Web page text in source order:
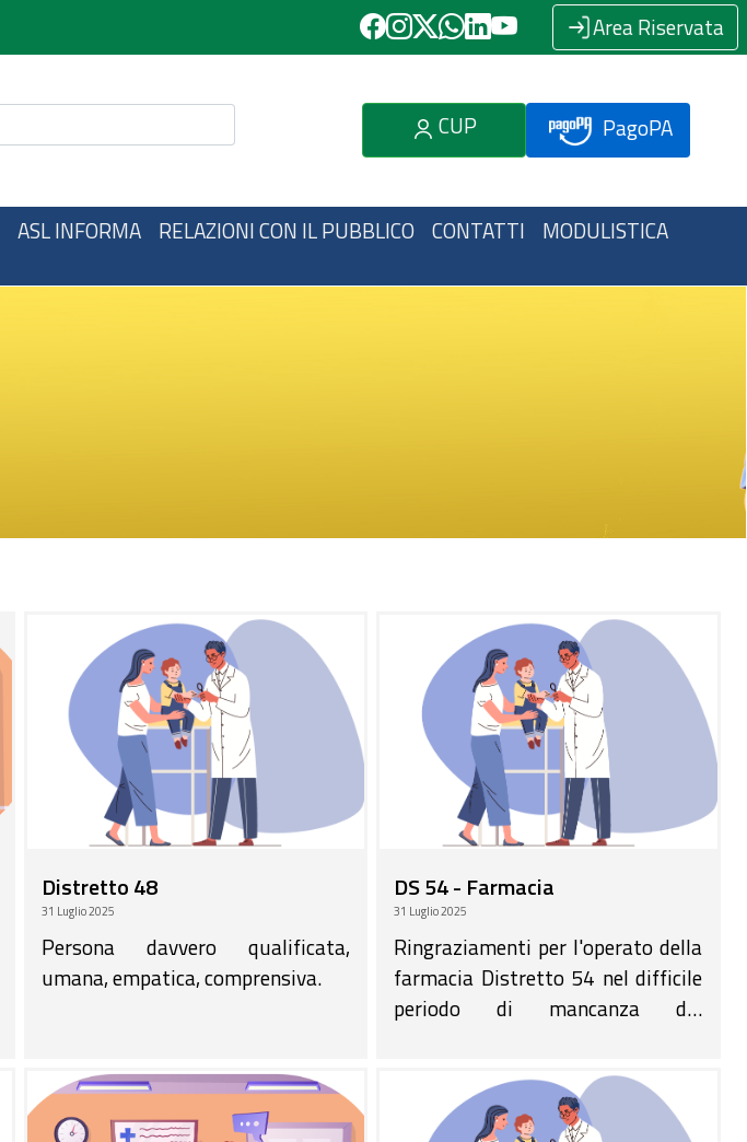
Area Riservata
CUP PagoPA
ASL INFORMA RELAZIONI CON IL PUBBLICO CONTATTI MODULISTICA
Distretto 48
31 Luglio 2025
Persona davvero qualificata,
umana, empatica, comprensiva.
DS 54 - Farmacia
31 Luglio 2025
Ringraziamenti per l'operato della
farmacia Distretto 54 nel difficile
periodo di mancanza dei
monitoraggio in continuo della
glicemia.